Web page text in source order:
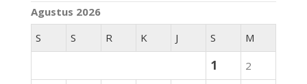
Agustus 2026
S
S R K J S M
1 2